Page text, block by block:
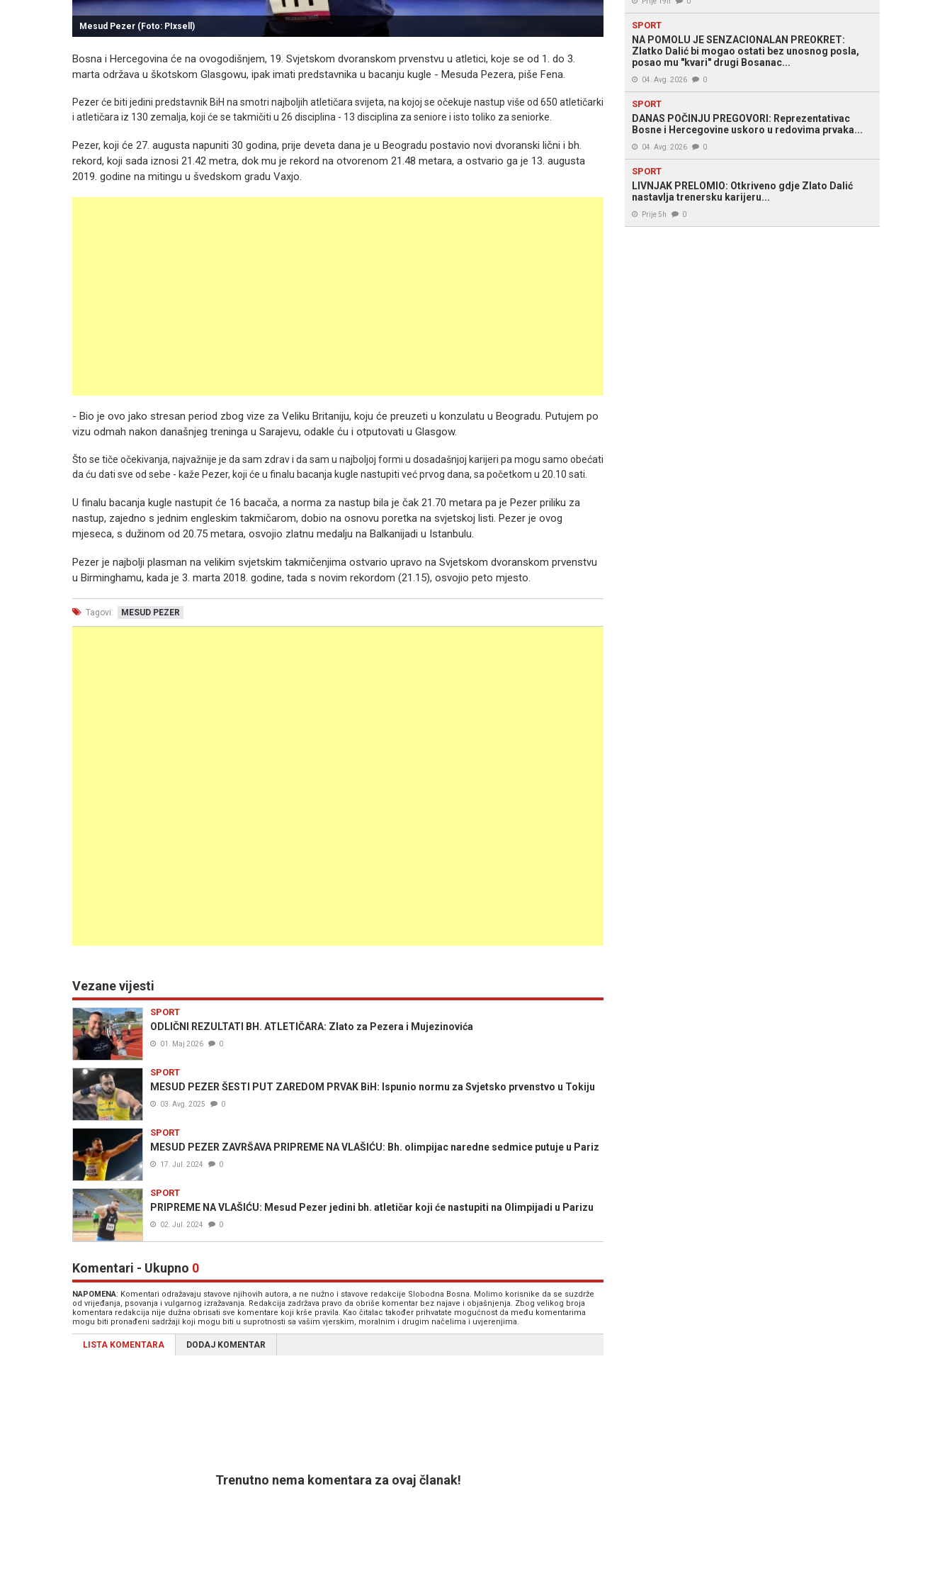
Mesud Pezer (Foto: PIxsell)
Bosna i Hercegovina će na ovogodišnjem, 19. Svjetskom dvoranskom prvenstvu u atletici, koje se od 1. do 3.
marta održava u škotskom Glasgowu, ipak imati predstavnika u bacanju kugle - Mesuda Pezera, piše Fena.
Pezer će biti jedini predstavnik BiH na smotri najboljih atletičara svijeta, na kojoj se očekuje nastup više od 650 atletičarki
i atletičara iz 130 zemalja, koji će se takmičiti u 26 disciplina - 13 disciplina za seniore i isto toliko za seniorke.
Pezer, koji će 27. augusta napuniti 30 godina, prije deveta dana je u Beogradu postavio novi dvoranski lični i bh.
rekord, koji sada iznosi 21.42 metra, dok mu je rekord na otvorenom 21.48 metara, a ostvario ga je 13. augusta
2019. godine na mitingu u švedskom gradu Vaxjo.
- Bio je ovo jako stresan period zbog vize za Veliku Britaniju, koju će preuzeti u konzulatu u Beogradu. Putujem po
vizu odmah nakon današnjeg treninga u Sarajevu, odakle ću i otputovati u Glasgow.
Što se tiče očekivanja, najvažnije je da sam zdrav i da sam u najboljoj formi u dosadašnjoj karijeri pa mogu samo obećati
da ću dati sve od sebe - kaže Pezer, koji će u finalu bacanja kugle nastupiti već prvog dana, sa početkom u 20.10 sati.
U finalu bacanja kugle nastupit će 16 bacača, a norma za nastup bila je čak 21.70 metara pa je Pezer priliku za
nastup, zajedno s jednim engleskim takmičarom, dobio na osnovu poretka na svjetskoj listi. Pezer je ovog
mjeseca, s dužinom od 20.75 metara, osvojio zlatnu medalju na Balkanijadi u Istanbulu.
Pezer je najbolji plasman na velikim svjetskim takmičenjima ostvario upravo na Svjetskom dvoranskom prvenstvu
u Birminghamu, kada je 3. marta 2018. godine, tada s novim rekordom (21.15), osvojio peto mjesto.
Tagovi: MESUD PEZER
Vezane vijesti
SPORT
ODLIČNI REZULTATI BH. ATLETIČARA: Zlato za Pezera i Mujezinovića
01. Maj 2026 0
SPORT
MESUD PEZER ŠESTI PUT ZAREDOM PRVAK BiH: Ispunio normu za Svjetsko prvenstvo u Tokiju
03. Avg. 2025 0
SPORT
MESUD PEZER ZAVRŠAVA PRIPREME NA VLAŠIĆU: Bh. olimpijac naredne sedmice putuje u Pariz
17. Jul. 2024 0
SPORT
PRIPREME NA VLAŠIĆU: Mesud Pezer jedini bh. atletičar koji će nastupiti na Olimpijadi u Parizu
02. Jul. 2024 0
Komentari - Ukupno 0
NAPOMENA: Komentari odražavaju stavove njihovih autora, a ne nužno i stavove redakcije Slobodna Bosna. Molimo korisnike da se suzdrže
od vrijeđanja, psovanja i vulgarnog izražavanja. Redakcija zadržava pravo da obriše komentar bez najave i objašnjenja. Zbog velikog broja
komentara redakcija nije dužna obrisati sve komentare koji krše pravila. Kao čitalac također prihvatate mogućnost da među komentarima
mogu biti pronađeni sadržaji koji mogu biti u suprotnosti sa vašim vjerskim, moralnim i drugim načelima i uvjerenjima.
LISTA KOMENTARA DODAJ KOMENTAR
Trenutno nema komentara za ovaj članak!
SPORT
NA POMOLU JE SENZACIONALAN PREOKRET:
Zlatko Dalić bi mogao ostati bez unosnog posla,
posao mu "kvari" drugi Bosanac...
04. Avg. 2026 0
SPORT
DANAS POČINJU PREGOVORI: Reprezentativac
Bosne i Hercegovine uskoro u redovima prvaka...
04. Avg. 2026 0
SPORT
LIVNJAK PRELOMIO: Otkriveno gdje Zlato Dalić
nastavlja trenersku karijeru...
Prije 5h 0